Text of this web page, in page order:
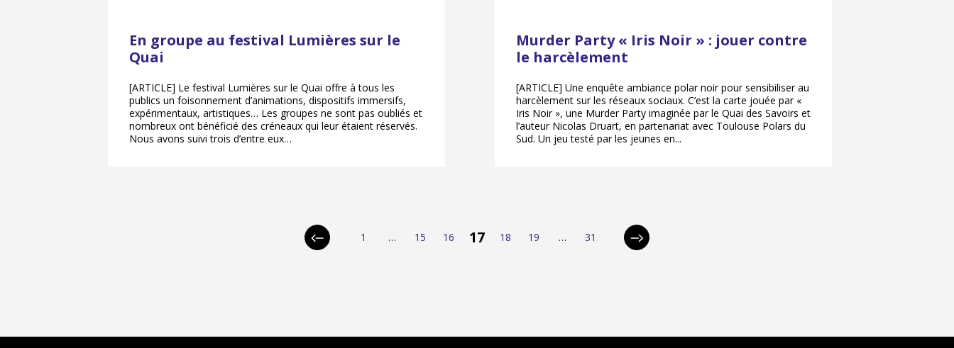
En groupe au festival Lumières sur le
Quai
[ARTICLE] Le festival Lumières sur le Quai offre à tous les
publics un foisonnement d’animations, dispositifs immersifs,
expérimentaux, artistiques… Les groupes ne sont pas oubliés et
nombreux ont bénéficié des créneaux qui leur étaient réservés.
Nous avons suivi trois d’entre eux…
Murder Party « Iris Noir » : jouer contre
le harcèlement
[ARTICLE] Une enquête ambiance polar noir pour sensibiliser au
harcèlement sur les réseaux sociaux. C’est la carte jouée par «
Iris Noir », une Murder Party imaginée par le Quai des Savoirs et
l’auteur Nicolas Druart, en partenariat avec Toulouse Polars du
Sud. Un jeu testé par les jeunes en...
pagination
Page
Page
1 … Page
15 Page
16 Page
17 Page
18 Page
19 … Page
31
Page